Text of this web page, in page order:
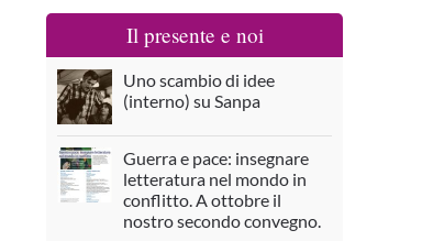
Il presente e noi
Uno scambio di idee
(interno) su Sanpa
Guerra e pace: insegnare
letteratura nel mondo in
conflitto. A ottobre il
nostro secondo convegno.